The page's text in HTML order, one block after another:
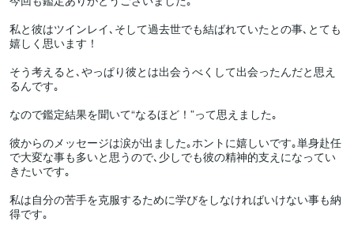
私と彼はツインレイ､そして過去世でも結ばれていたとの事､とても
嬉しく思います！
そう考えると､やっぱり彼とは出会うべくして出会ったんだと思え
るんです｡
なので鑑定結果を聞いて“なるほど！”って思えました｡
彼からのメッセージは涙が出ました｡ホントに嬉しいです｡単身赴任
で大変な事も多いと思うので､少しでも彼の精神的支えになってい
きたいです｡
私は自分の苦手を克服するために学びをしなければいけない事も納
得です｡